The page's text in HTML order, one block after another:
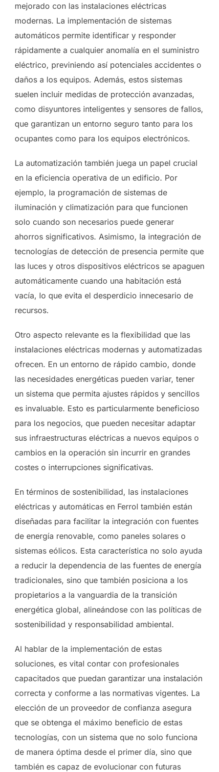
mejorado con las instalaciones eléctricas
modernas. La implementación de sistemas
automáticos permite identificar y responder
rápidamente a cualquier anomalía en el suministro
eléctrico, previniendo así potenciales accidentes o
daños a los equipos. Además, estos sistemas
suelen incluir medidas de protección avanzadas,
como disyuntores inteligentes y sensores de fallos,
que garantizan un entorno seguro tanto para los
ocupantes como para los equipos electrónicos.
La automatización también juega un papel crucial
en la eficiencia operativa de un edificio. Por
ejemplo, la programación de sistemas de
iluminación y climatización para que funcionen
solo cuando son necesarios puede generar
ahorros significativos. Asimismo, la integración de
tecnologías de detección de presencia permite que
las luces y otros dispositivos eléctricos se apaguen
automáticamente cuando una habitación está
vacía, lo que evita el desperdicio innecesario de
recursos.
Otro aspecto relevante es la flexibilidad que las
instalaciones eléctricas modernas y automatizadas
ofrecen. En un entorno de rápido cambio, donde
las necesidades energéticas pueden variar, tener
un sistema que permita ajustes rápidos y sencillos
es invaluable. Esto es particularmente beneficioso
para los negocios, que pueden necesitar adaptar
sus infraestructuras eléctricas a nuevos equipos o
cambios en la operación sin incurrir en grandes
costes o interrupciones significativas.
En términos de sostenibilidad, las instalaciones
eléctricas y automáticas en Ferrol también están
diseñadas para facilitar la integración con fuentes
de energía renovable, como paneles solares o
sistemas eólicos. Esta característica no solo ayuda
a reducir la dependencia de las fuentes de energía
tradicionales, sino que también posiciona a los
propietarios a la vanguardia de la transición
energética global, alineándose con las políticas de
sostenibilidad y responsabilidad ambiental.
Al hablar de la implementación de estas
soluciones, es vital contar con profesionales
capacitados que puedan garantizar una instalación
correcta y conforme a las normativas vigentes. La
elección de un proveedor de confianza asegura
que se obtenga el máximo beneficio de estas
tecnologías, con un sistema que no solo funciona
de manera óptima desde el primer día, sino que
también es capaz de evolucionar con futuras